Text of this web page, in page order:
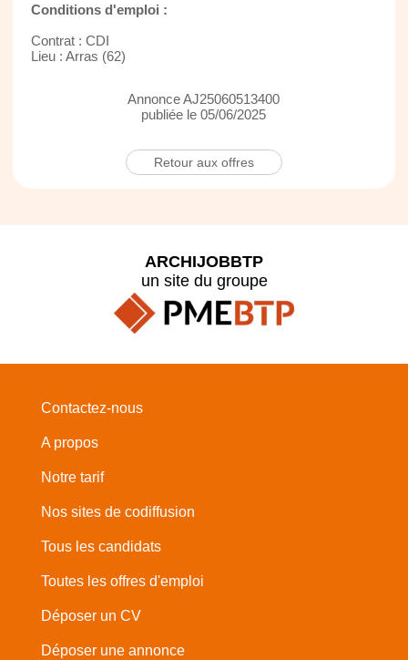
Conditions d'emploi :
Contrat : CDI
Lieu : Arras (62)
Annonce AJ25060513400
publiée le 05/06/2025
Retour aux offres
ARCHIJOBBTP
un site du groupe
Contactez-nous
A propos
Notre tarif
Nos sites de codiffusion
Tous les candidats
Toutes les offres d'emploi
Déposer un CV
Déposer une annonce